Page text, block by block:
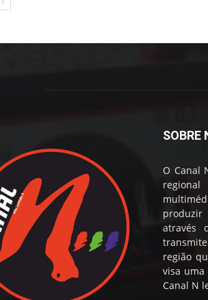
SOBRE
O Canal
produzir
através
região
visa uma
Canal N